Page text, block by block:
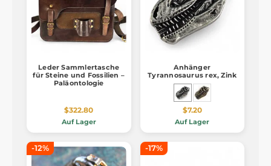
Leder Sammlertasche
für Steine und Fossilien –
Paläontologie
$322.80
Auf Lager
Anhänger
Tyrannosaurus rex, Zink
$7.20
Auf Lager
-12% -17%